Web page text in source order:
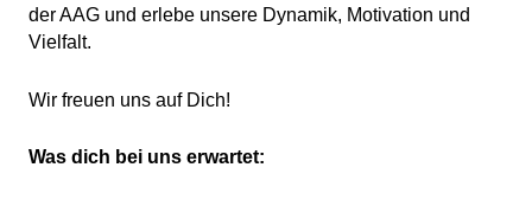
der AAG und erlebe unsere Dynamik, Motivation und
Vielfalt.
Wir freuen uns auf Dich!
Was dich bei uns erwartet: